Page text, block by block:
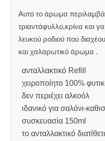
Αυτό το άρωμα
τριαντάφυλλο,κρίνα και
λευκού ροδιού που
και χαλαρωτικό άρωμα .
ανταλλακτικό Refill
χειροποίητο 100%
δεν περιέχει αλκοόλ
ιδανικό για σαλόνι-
συσκευασία 150ml
το ανταλλακτικό